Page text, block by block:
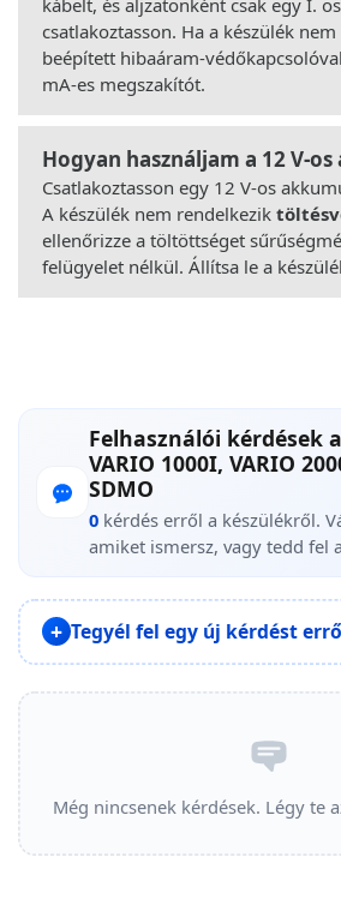
csatlakoztasson. Ha a készülék
beépített hibaáram-
mA-es megszakítót.
Hogyan használjam a 12 V-
Csatlakoztasson egy 12 V-os
A készülék nem rendelkezik
ellenőrizze a töltöttséget
felügyelet nélkül. Állítsa le a
Felhasználói kérdések
VARIO 1000I, VARIO
SDMO
0 kérdés erről a készülékről.
amiket ismersz, vagy tedd fel
Tegyél fel egy új kérdést
Még nincsenek kérdések. Légy te